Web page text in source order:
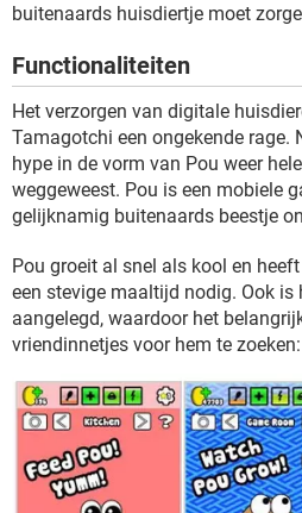
buitenaards huisdiertje moet
Functionaliteiten
Het verzorgen van digitale
Tamagotchi een ongekende rage.
hype in de vorm van Pou weer
weggeweest. Pou is een mobiele
gelijknamig buitenaards beestje
Pou groeit al snel als kool en
een stevige maaltijd nodig. Ook
aangelegd, waardoor het
vriendinnetjes voor hem te zoeken: